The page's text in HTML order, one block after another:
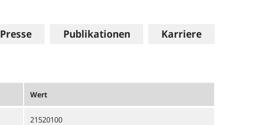
Presse Publikationen Karriere
Wert
21520100